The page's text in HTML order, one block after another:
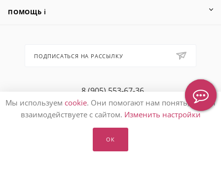
ПОМОЩЬ ℹ️
ПОДПИСАТЬСЯ НА РАССЫЛКУ
8 (905) 553-67-36
hello@letoflowers.ru
Москва, 2-я Рыбинская, 13,
Студия цветов Leto Flowers
Мы используем cookie. Они помогают нам понять, как вы
взаимодействуете с сайтом. Изменить настройки
ОК